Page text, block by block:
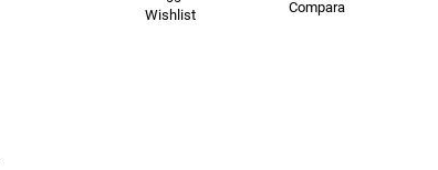
Wishlist
Compara